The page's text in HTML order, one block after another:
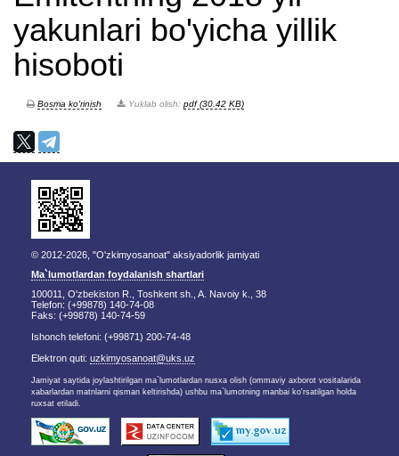
yakunlari bo'yicha yillik
hisoboti
Bosma ko'rinish Yuklab olish: pdf (30.42 KB)
© 2012-2026, "O'zkimyosanoat" aksiyadorlik jamiyati
Ma`lumotlardan foydalanish shartlari
100011, O'zbekiston R., Toshkent sh., A. Navoiy k., 38
Telefon: (+99878) 140-74-08
Faks: (+99878) 140-74-59
Ishonch telefoni: (+99871) 200-74-48
Elektron quti: uzkimyosanoat@uks.uz
Jamiyat saytida joylashtirilgan ma`lumotlardan nusxa olish (ommaviy axborot vositalarida
xabarlardan matnlarni qisman keltirishda) ushbu ma`lumotning manbai ko'rsatilgan holda
ruxsat etiladi.